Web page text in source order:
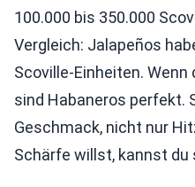
100.000 bis 350.000
Vergleich: Jalapeños
Scoville-Einheiten.
sind Habaneros perfekt.
Geschmack, nicht nur
Schärfe willst, kannst du